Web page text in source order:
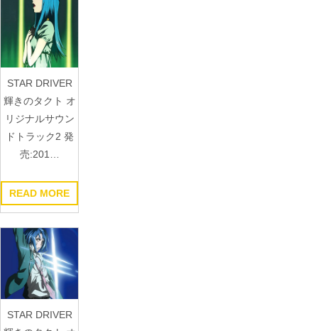
STAR DRIVER
輝きのタクト オ
リジナルサウン
ドトラック2 発
売:201…
READ MORE
STAR DRIVER